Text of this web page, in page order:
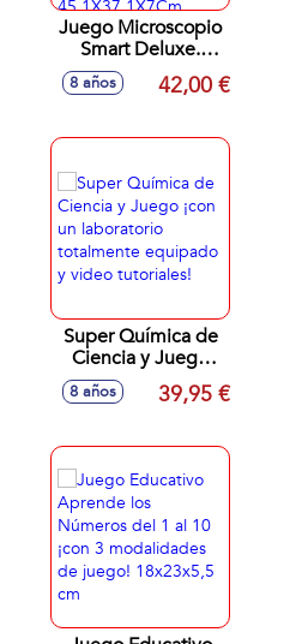
Juego Microscopio
Smart Deluxe.
Ciencia Y Juego.
Con Gran Cantidad
Para Ayudarte En
45,1X37,1X7Cm
8 años 42,00 €
Super Química de
Ciencia y Juego
¡con un laboratorio
totalmente
tutoriales!
8 años 39,95 €